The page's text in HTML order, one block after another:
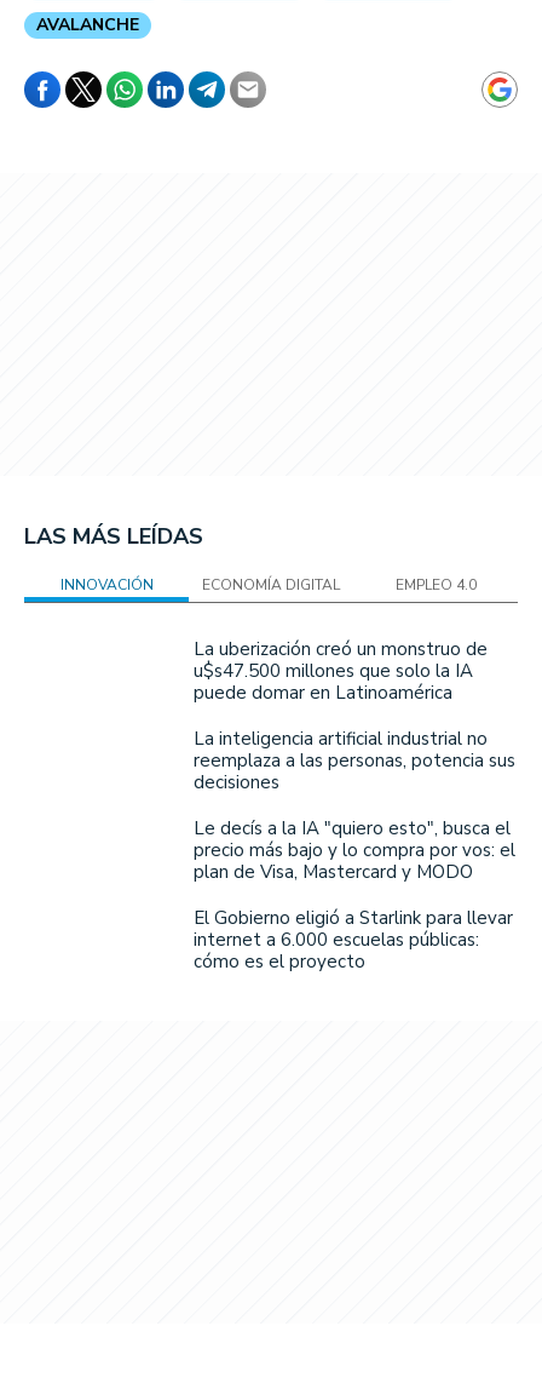
AVALANCHE
LAS MÁS LEÍDAS
INNOVACIÓN ECONOMÍA DIGITAL EMPLEO 4.0
La uberización creó un monstruo de
u$s47.500 millones que solo la IA
puede domar en Latinoamérica
La inteligencia artificial industrial no
reemplaza a las personas, potencia sus
decisiones
Le decís a la IA "quiero esto", busca el
precio más bajo y lo compra por vos: el
plan de Visa, Mastercard y MODO
El Gobierno eligió a Starlink para llevar
internet a 6.000 escuelas públicas:
cómo es el proyecto